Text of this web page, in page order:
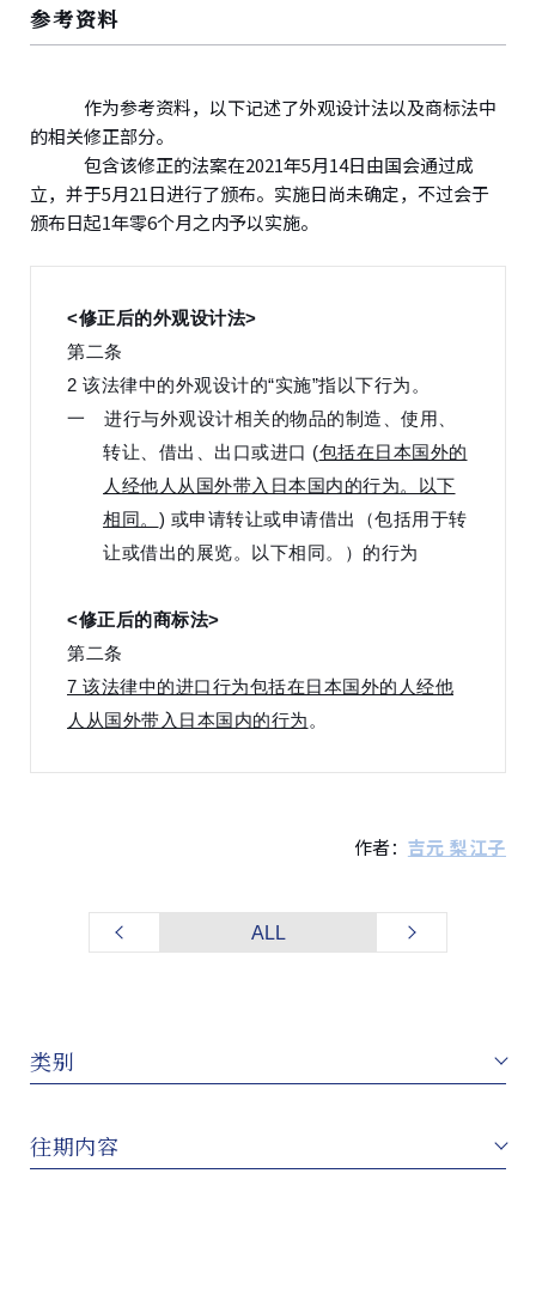
参考资料
作为参考资料，以下记述了外观设计法以及商标法中
的相关修正部分。
包含该修正的法案在2021年5月14日由国会通过成
立，并于5月21日进行了颁布。实施日尚未确定，不过会于
颁布日起1年零6个月之内予以实施。
<修正后的外观设计法>
第二条
2 该法律中的外观设计的“实施”指以下行为。
一 进行与外观设计相关的物品的制造、使用、
转让、借出、出口或进口 (包括在日本国外的
人经他人从国外带入日本国内的行为。以下
相同。 ) 或申请转让或申请借出（包括用于转
让或借出的展览。以下相同。）的行为
<修正后的商标法>
第二条
7 该法律中的进口行为包括在日本国外的人经他
人从国外带入日本国内的行为 。
作者： 吉元 梨江子
ALL
类别
往期内容